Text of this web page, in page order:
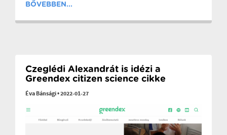
BŐVEBBEN...
Czeglédi Alexandrát is idézi a
Greendex citizen science cikke
Éva Bánsági•2022-01-27